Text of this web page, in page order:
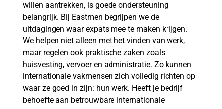
willen aantrekken, is goede ondersteuning
belangrijk. Bij Eastmen begrijpen we de
uitdagingen waar expats mee te maken krijgen.
We helpen niet alleen met het vinden van werk,
maar regelen ook praktische zaken zoals
huisvesting, vervoer en administratie. Zo kunnen
internationale vakmensen zich volledig richten op
waar ze goed in zijn: hun werk. Heeft je bedrijf
behoefte aan betrouwbare internationale